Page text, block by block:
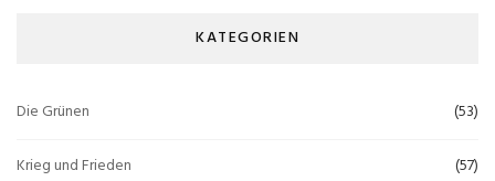
KATEGORIEN
Die Grünen (53)
Krieg und Frieden (57)